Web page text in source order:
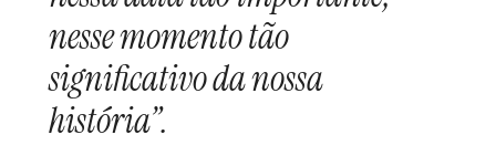
nesse momento tão
significativo da nossa
história”.